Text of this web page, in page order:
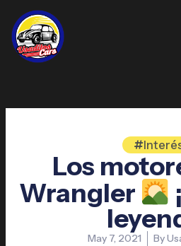
content
Los
Wrangler
May 7, 2021 By